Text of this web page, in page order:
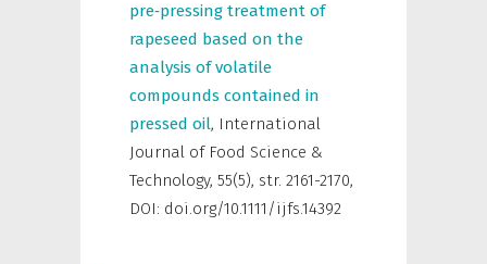
pre‐pressing treatment of
rapeseed based on the
analysis of volatile
compounds contained in
pressed oil, International
Journal of Food Science &
Technology, 55(5), str. 2161-2170,
DOI: doi.org/10.1111/ijfs.14392